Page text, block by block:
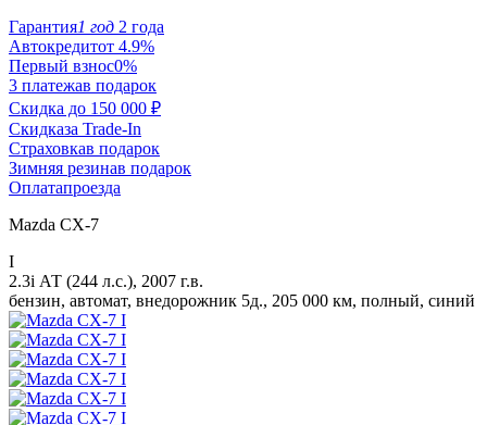
Гарантия1 год 2 года
Автокредитот 4.9%
Первый взнос0%
3 платежав подарок
Скидка до 150 000 ₽
Скидказа Trade-In
Страховкав подарок
Зимняя резинав подарок
Оплатапроезда
Mazda CX-7
I
2.3i АТ (244 л.с.), 2007 г.в.
бензин, автомат, внедорожник 5д., 205 000 км, полный, синий